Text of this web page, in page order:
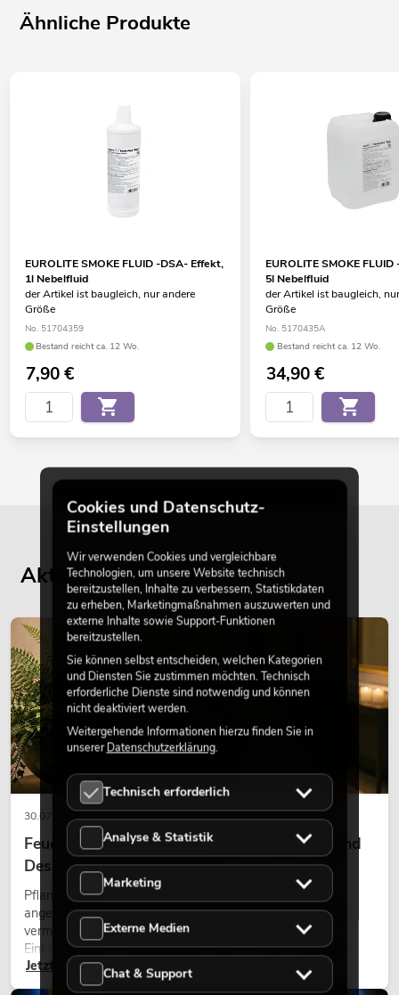
Ähnliche Produkte
EUROLITE SMOKE FLUID -DSA- Effekt,
1l Nebelfluid
der Artikel ist baugleich, nur andere
Größe
No. 51704359
Bestand reicht ca. 12 Wo.
7,90€
EUROLITE SMOKE
5l Nebelfluid
der Artikel ist baugleich,
Größe
No. 5170435A
Bestand reicht ca. 12 Wo.
34,90€
Aktuelle Blogbeiträge
30.07.2026
Feuerhemmende Kunstpflanzen: Sicherheit und
Design perfekt kombiniert
Pflanzen machen Räume lebendig. Sie schaffen eine
angenehme Atmosphäre, verbessern das Ambiente und
vermitteln Natürlichkeit. Ob in Hotels, Restaurants,
Einkaufszentren, Bürogebäuden oder auf Messeständen:
eine hochwertige Begrünung gehört heute längst zum
modernen Raumkonzept.
Jetzt lesen
DEKORATION
Cookies und Datenschutz-
Einstellungen
Wir verwenden Cookies und vergleichbare
Technologien, um unsere Website technisch
bereitzustellen, Inhalte zu verbessern, Statistikdaten
zu erheben, Marketingmaßnahmen auszuwerten und
externe Inhalte sowie Support-Funktionen
bereitzustellen.
Sie können selbst entscheiden, welchen Kategorien
und Diensten Sie zustimmen möchten. Technisch
erforderliche Dienste sind notwendig und können
nicht deaktiviert werden.
Weitergehende Informationen hierzu finden Sie in
unsererDatenschutzerklärung.
Technisch erforderlich
Analyse & Statistik
Marketing
Externe Medien
Chat & Support